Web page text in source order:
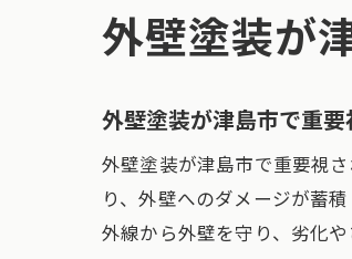
外壁塗装が
外壁塗装が津島市で重
外壁塗装が津島市で重要視
り、外壁へのダメージが蓄
外線から外壁を守り、劣化